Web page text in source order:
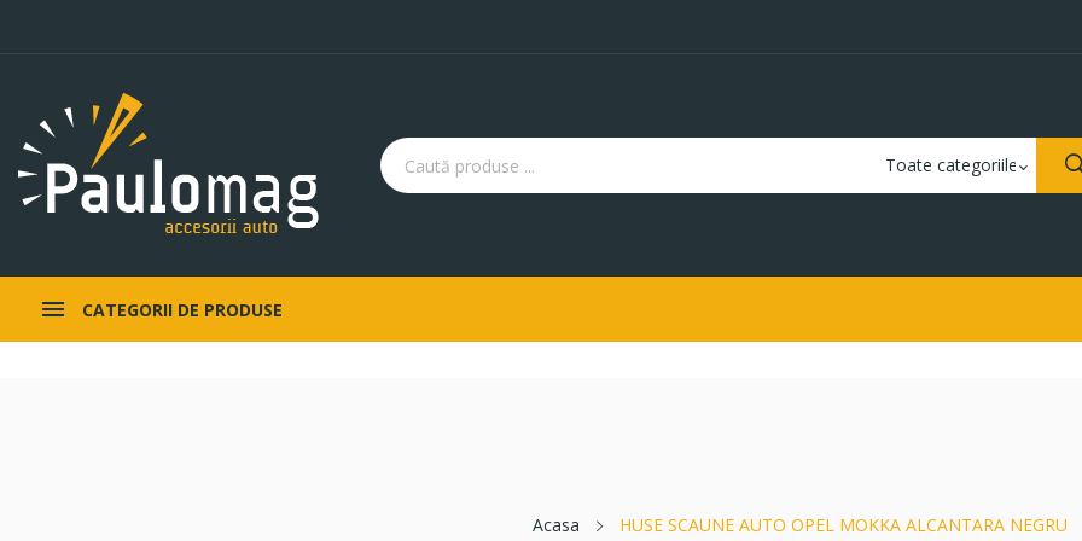
CATEGORII DE PRODUSE
Acasa HUSE SCAUNE AUTO OPEL MOKKA ALCANTARA NEGRU